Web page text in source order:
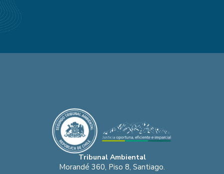
Tribunal Ambiental
Morandé 360, Piso 8, Santiago.